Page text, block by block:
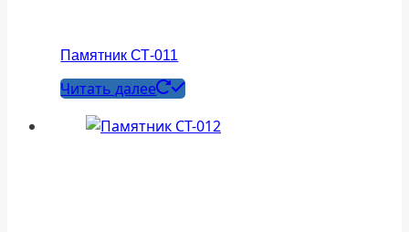
Памятник СТ-011
Читать далее